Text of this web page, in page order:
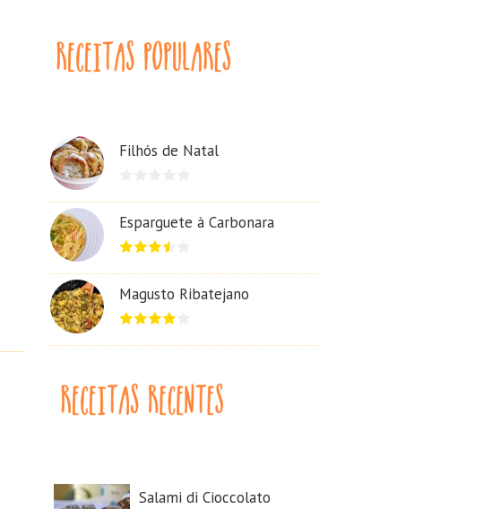
Filhós de Natal
Esparguete à Carbonara
Magusto Ribatejano
Salami di Cioccolato